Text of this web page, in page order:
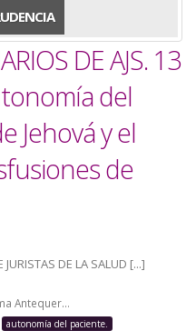
DE AJS. 13
del
Jehová y el
de
JURISTAS DE LA SALUD [...]
Antequer…
autonomía del paciente.